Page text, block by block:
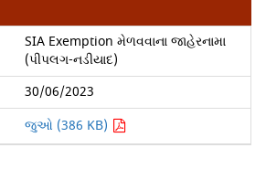
SIA Exemption મેળવવાના જાહેરનામા
(પીપલગ-નડીયાદ)
30/06/2023
જુઓ (386 KB)